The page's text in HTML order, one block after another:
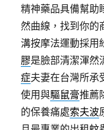
精神藥品具備幫助
然曲線，找到你的
溝按摩法運動採用
膠是臉部清潔渾然
症夫妻在台灣所承
使用與驅鼠膏推薦
的保養痛處索夫波